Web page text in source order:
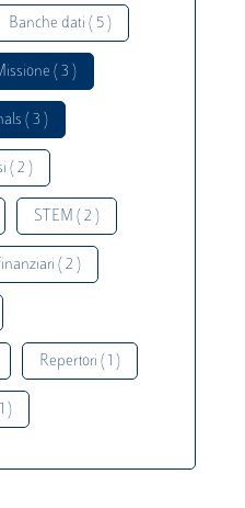
Banche dati ( 5 )
( 3 )
( 3 )
( 2 )
STEM ( 2 )
( 2 )
Repertori ( 1 )
)